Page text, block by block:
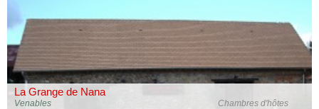
La Grange de Nana
Chambres d'hôtes
Venables